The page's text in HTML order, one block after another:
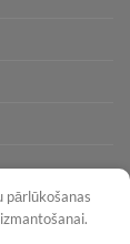
pārlūkošanas